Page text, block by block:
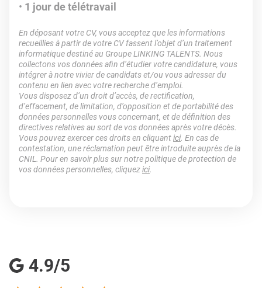
1 jour de télétravail
En déposant votre CV, vous acceptez que les informations
recueillies à partir de votre CV fassent l’objet d’un traitement
informatique destiné au Groupe LINKING TALENTS. Nous
collectons vos données afin d’étudier votre candidature, vous
intégrer à notre vivier de candidats et/ou vous adresser du
contenu en lien avec votre recherche d’emploi.
Vous disposez d’un droit d’accès, de rectification,
d’effacement, de limitation, d’opposition et de portabilité des
données personnelles vous concernant, et de définition des
directives relatives au sort de vos données après votre décès.
Vous pouvez exercer ces droits en cliquantici. En cas de
contestation, une réclamation peut être introduite auprès de la
CNIL. Pour en savoir plus sur notre politique de protection de
vos données personnelles, cliquezici.
4.9/5